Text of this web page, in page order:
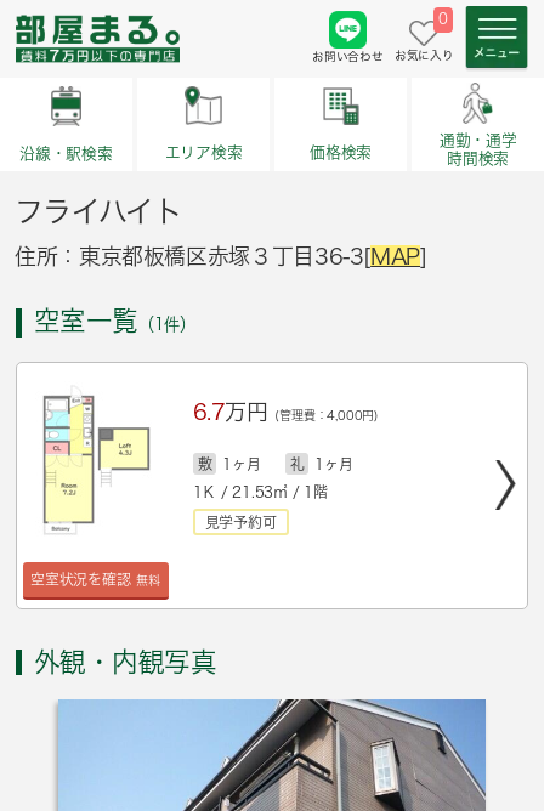
お問い合わせ
0
お気に入り
沿線・駅検索 エリア検索 価格検索
通勤・通学
時間検索
フライハイト
住所：東京都板橋区赤塚３丁目36-3[MAP]
空室一覧 （1件）
空室状況を確認 無料
6.7万円 (管理費：4,000円)
敷 1ヶ月 礼
1ヶ月
1Ｋ / 21.53㎡ / 1階
見学予約可
外観・内観写真